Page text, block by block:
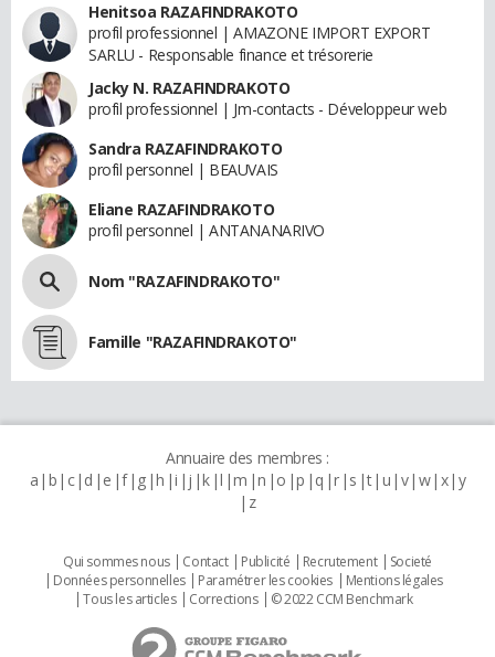
Henitsoa RAZAFINDRAKOTO
profil professionnel | AMAZONE IMPORT EXPORT
SARLU - Responsable finance et trésorerie
Jacky N. RAZAFINDRAKOTO
profil professionnel | Jm-contacts - Développeur web
Sandra RAZAFINDRAKOTO
profil personnel | BEAUVAIS
Eliane RAZAFINDRAKOTO
profil personnel | ANTANANARIVO
Nom "RAZAFINDRAKOTO"
Famille "RAZAFINDRAKOTO"
Annuaire des membres :
a b c d e f g h i j k l m n o p q r s t u v w x y
z
Qui sommes nous Contact Publicité Recrutement
Societé
Données personnelles
Paramétrer les cookies
Mentions légales
Tous les articles
Corrections © 2022 CCM Benchmark